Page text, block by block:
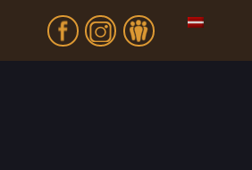
Fb In Dr